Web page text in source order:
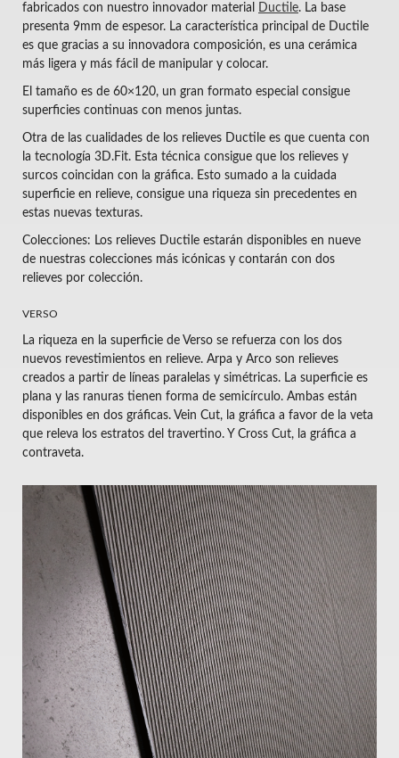
fabricados con nuestro innovador material Ductile. La base
presenta 9mm de espesor. La característica principal de Ductile
es que gracias a su innovadora composición, es una cerámica
más ligera y más fácil de manipular y colocar.
El tamaño es de 60×120, un gran formato especial consigue
superficies continuas con menos juntas.
Otra de las cualidades de los relieves Ductile es que cuenta con
la tecnología 3D.Fit. Esta técnica consigue que los relieves y
surcos coincidan con la gráfica. Esto sumado a la cuidada
superficie en relieve, consigue una riqueza sin precedentes en
estas nuevas texturas.
Colecciones: Los relieves Ductile estarán disponibles en nueve
de nuestras colecciones más icónicas y contarán con dos
relieves por colección.
VERSO
La riqueza en la superficie de Verso se refuerza con los dos
nuevos revestimientos en relieve. Arpa y Arco son relieves
creados a partir de líneas paralelas y simétricas. La superficie es
plana y las ranuras tienen forma de semicírculo. Ambas están
disponibles en dos gráficas. Vein Cut, la gráfica a favor de la veta
que releva los estratos del travertino. Y Cross Cut, la gráfica a
contraveta.